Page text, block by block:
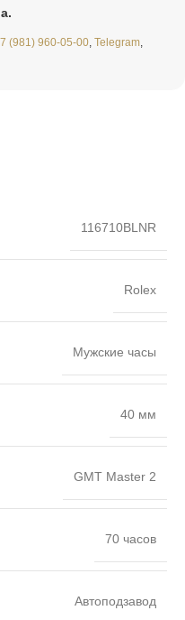
(981) 960-05-00 Telegram
116710BLNR
Rolex
Мужские часы
40 мм
GMT Master 2
70 часов
Автоподзавод